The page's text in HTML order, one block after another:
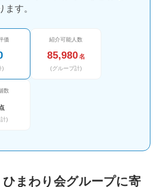
ます。
価
)
紹介可能人数
85,980名
(グループ計)
数
)
ひまわり会グループに寄